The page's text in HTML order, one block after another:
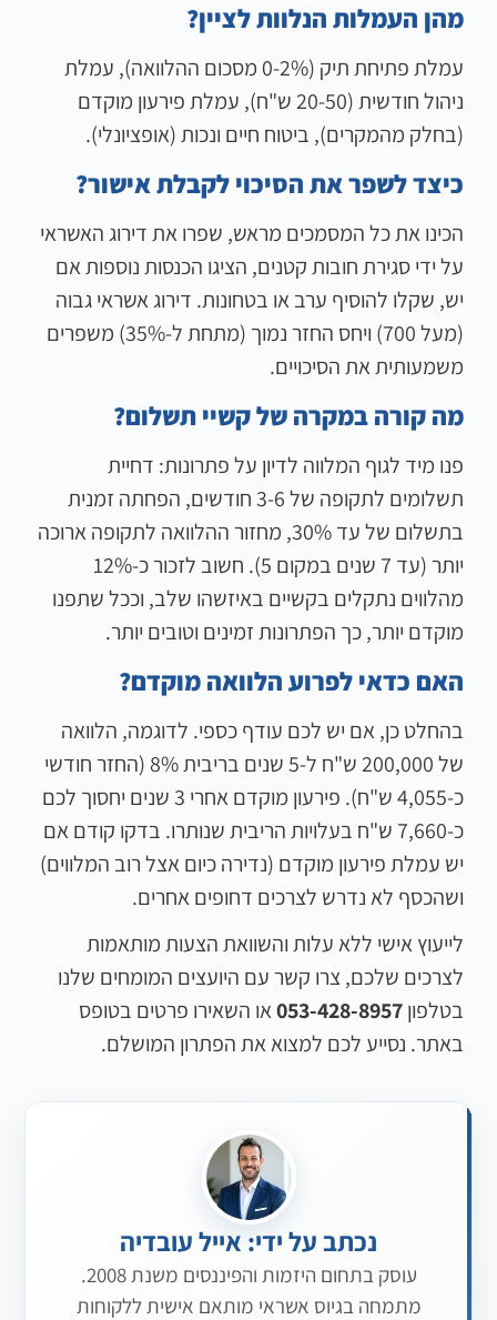
מהן העמלות הנלוות לציין?
עמלת פתיחת תיק (0-2% מסכום ההלוואה), עמלת
ניהול חודשית (20-50 ש"ח), עמלת פירעון מוקדם
(בחלק מהמקרים), ביטוח חיים ונכות (אופציונלי).
כיצד לשפר את הסיכוי לקבלת אישור?
הכינו את כל המסמכים מראש, שפרו את דירוג האשראי
על ידי סגירת חובות קטנים, הציגו הכנסות נוספות אם
יש, שקלו להוסיף ערב או בטחונות. דירוג אשראי גבוה
(מעל 700) ויחס החזר נמוך (מתחת ל-35%) משפרים
משמעותית את הסיכויים.
מה קורה במקרה של קשיי תשלום?
פנו מיד לגוף המלווה לדיון על פתרונות: דחיית
תשלומים לתקופה של 3-6 חודשים, הפחתה זמנית
בתשלום של עד 30%, מחזור ההלוואה לתקופה ארוכה
יותר (עד 7 שנים במקום 5). חשוב לזכור כ-12%
מהלווים נתקלים בקשיים באיזשהו שלב, וככל שתפנו
מוקדם יותר, כך הפתרונות זמינים וטובים יותר.
האם כדאי לפרוע הלוואה מוקדם?
בהחלט כן, אם יש לכם עודף כספי. לדוגמה, הלוואה
של 200,000 ש"ח ל-5 שנים בריבית 8% (החזר חודשי
כ-4,055 ש"ח). פירעון מוקדם אחרי 3 שנים יחסוך לכם
כ-7,660 ש"ח בעלויות הריבית שנותרו. בדקו קודם אם
יש עמלת פירעון מוקדם (נדירה כיום אצל רוב המלווים)
ושהכסף לא נדרש לצרכים דחופים אחרים.
לייעוץ אישי ללא עלות והשוואת הצעות מותאמות
לצרכים שלכם, צרו קשר עם היועצים המומחים שלנו
בטלפון053-428-8957או השאירו פרטים בטופס
באתר. נסייע לכם למצוא את הפתרון המושלם.
נכתב על ידי: אייל עובדיה
עוסק בתחום היזמות והפיננסים משנת 2008.
מתמחה בגיוס אשראי מותאם אישית ללקוחות